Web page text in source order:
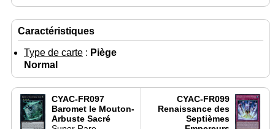
Caractéristiques
Type de carte : Piège
Normal
CYAC-FR097
Baromet le Mouton-
Arbuste Sacré
CYAC-FR099
Renaissance des
Septièmes